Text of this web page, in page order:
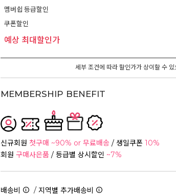
멤버쉽 등급할인
쿠폰할인
예상 최대할인가
세부 조건에 따라 할인가가 상이할 수
MEMBERSHIP BENEFIT
신규회원 첫구매 ~90% or 무료배송 / 생일쿠폰 10%
회원 구매사은품 / 등급별 상시할인 ~7%
배송비 /지역별 추가배송비